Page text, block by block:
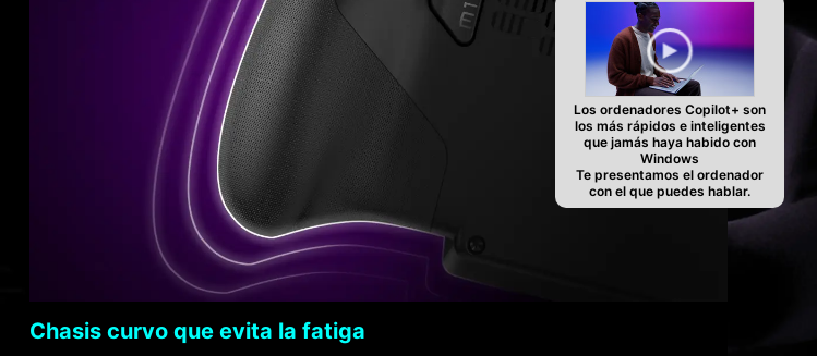
Los ordenadores Copilot+ son
los más rápidos e inteligentes
que jamás haya habido con
Windows
Te presentamos el ordenador
con el que puedes hablar.
Chasis curvo que evita la fatiga